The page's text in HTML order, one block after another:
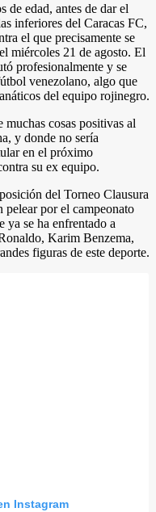
de edad, antes de dar el
inferiores del Caracas FC,
el que precisamente se
miércoles 21 de agosto. El
profesionalmente y se
venezolano, algo que
del equipo rojinegro.
cosas positivas al
y donde no sería
en el próximo
su ex equipo.
del Torneo Clausura
pelear por el campeonato
ya se ha enfrentado a
Karim Benzema,
figuras de este deporte.
Instagram